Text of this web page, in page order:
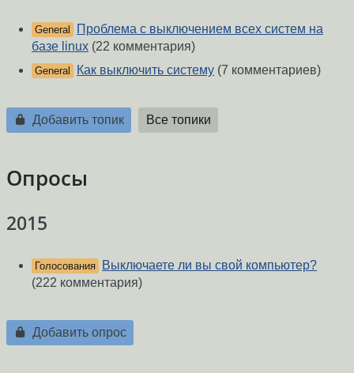
General
Проблема с выключением всех систем на
базе linux (22 комментария)
General Как выключить систему (7 комментариев)
Добавить топик Все топики
Опросы
2015
Голосования
Выключаете ли вы свой компьютер?
(222 комментария)
Добавить опрос